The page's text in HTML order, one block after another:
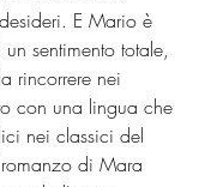
E Mario è
sentimento totale,
rincorrere nei
con una lingua che
nei classici del
di Mara